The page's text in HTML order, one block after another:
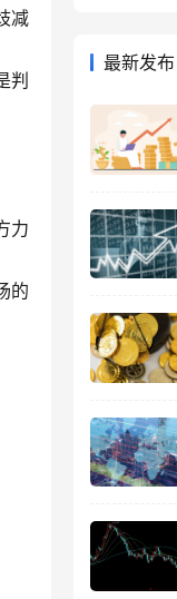
减
判
力
的
最新发布